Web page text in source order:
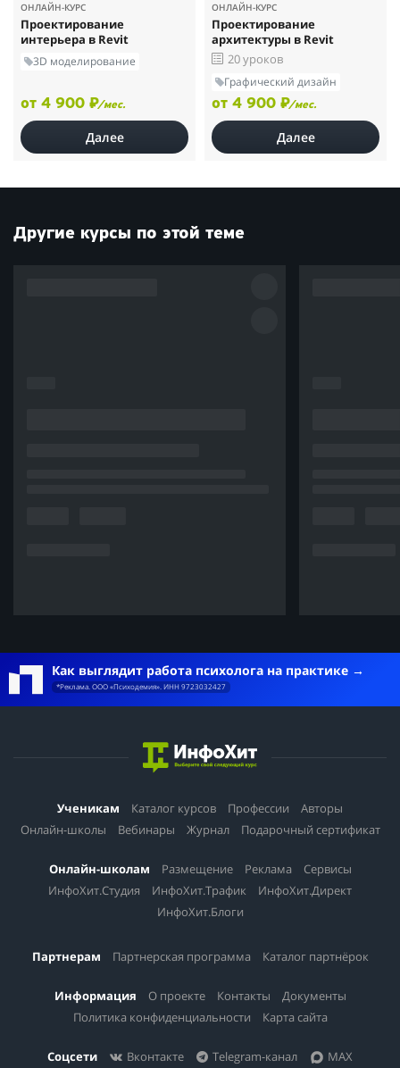
ОНЛАЙН-КУРС
Проектирование
интерьера в Revit
3D моделирование
от 4 900 ₽/мес.
Далее
ОНЛАЙН-КУРС
Проектирование
архитектуры в Revit
20 уроков
Графический дизайн
от 4 900 ₽/мес.
Далее
Другие курсы по этой теме
Как выглядит работа психолога на практике
*Реклама. ООО «Психодемия». ИНН 9723032427
Ученикам Каталог курсов Профессии
Авторы
Онлайн-школы
Вебинары Журнал Подарочный сертификат
Онлайн-школам Размещение Реклама
Сервисы
ИнфоХит.Студия
ИнфоХит.Трафик
ИнфоХит.Директ
ИнфоХит.Блоги
Партнерам Партнерская программа Каталог партнёрок
Информация О проекте Контакты
Документы
Политика конфиденциальности
Карта сайта
Соцсети Вконтакте Telegram-канал MAX